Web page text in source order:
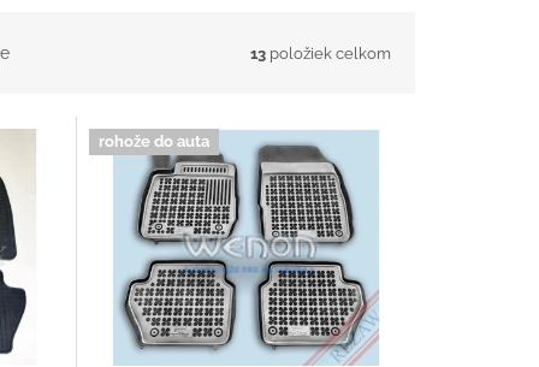
13 položiek celkom
rohože do auta